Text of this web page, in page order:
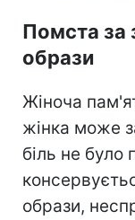
Помста за
образи
Жіноча
жінка може
біль не було
образи,